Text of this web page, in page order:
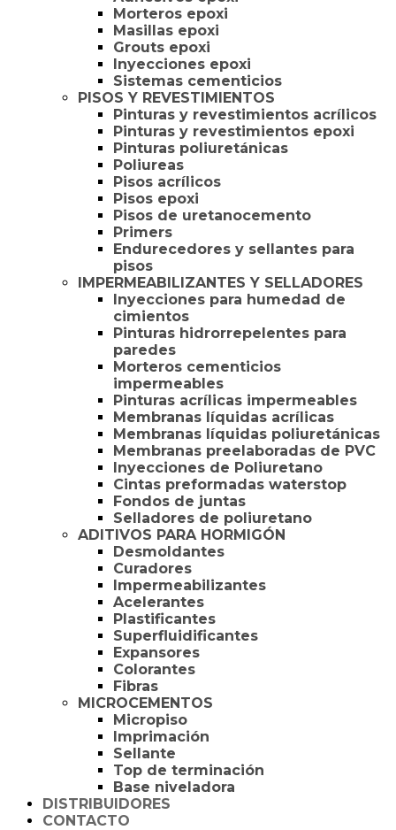
Morteros epoxi
Masillas epoxi
Grouts epoxi
Inyecciones epoxi
Sistemas cementicios
PISOS Y REVESTIMIENTOS
Pinturas y revestimientos acrílicos
Pinturas y revestimientos epoxi
Pinturas poliuretánicas
Poliureas
Pisos acrílicos
Pisos epoxi
Pisos de uretanocemento
Primers
Endurecedores y sellantes para
pisos
IMPERMEABILIZANTES Y SELLADORES
Inyecciones para humedad de
cimientos
Pinturas hidrorrepelentes para
paredes
Morteros cementicios
impermeables
Pinturas acrílicas impermeables
Membranas líquidas acrílicas
Membranas líquidas poliuretánicas
Membranas preelaboradas de PVC
Inyecciones de Poliuretano
Cintas preformadas waterstop
Fondos de juntas
Selladores de poliuretano
ADITIVOS PARA HORMIGÓN
Desmoldantes
Curadores
Impermeabilizantes
Acelerantes
Plastificantes
Superfluidificantes
Expansores
Colorantes
Fibras
MICROCEMENTOS
Micropiso
Imprimación
Sellante
Top de terminación
Base niveladora
DISTRIBUIDORES
CONTACTO